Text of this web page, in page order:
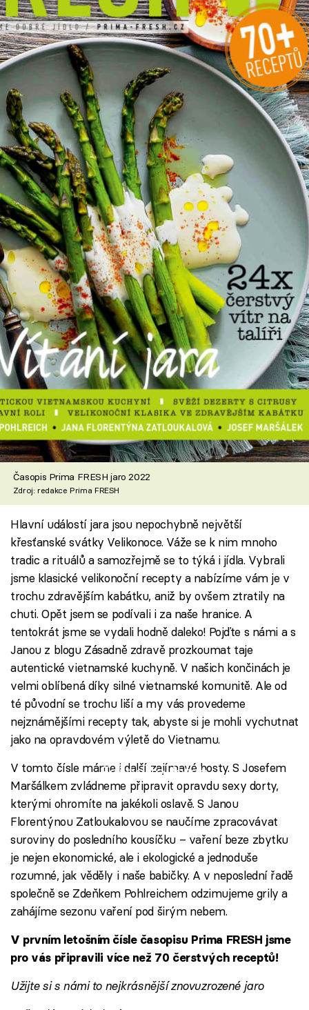
Časopis Prima FRESH jaro 2022
Zdroj: redakce Prima FRESH
Hlavní událostí jara jsou nepochybně největší
křesťanské svátky Velikonoce. Váže se k nim mnoho
tradic a rituálů a samozřejmě se to týká i jídla. Vybrali
jsme klasické velikonoční recepty a nabízíme vám je v
trochu zdravějším kabátku, aniž by ovšem ztratily na
chuti. Opět jsem se podívali i za naše hranice. A
tentokrát jsme se vydali hodně daleko! Pojďte s námi a s
Janou z blogu Zásadně zdravě prozkoumat taje
autentické vietnamské kuchyně. V našich končinách je
velmi oblíbená díky silné vietnamské komunitě. Ale od
té původní se trochu liší a my vás provedeme
nejznámějšími recepty tak, abyste si je mohli vychutnat
jako na opravdovém výletě do Vietnamu.
Failed to fetch
V tomto čísle máme i další zajímavé hosty. S Josefem
Maršálkem zvládneme připravit opravdu sexy dorty,
kterými ohromíte na jakékoli oslavě. S Janou
Florentýnou Zatloukalovou se naučíme zpracovávat
suroviny do posledního kousíčku – vaření beze zbytku
je nejen ekonomické, ale i ekologické a jednoduše
rozumné, jak věděly i naše babičky. A v neposlední řadě
společně se Zdeňkem Pohlreichem odzimujeme grily a
zahájíme sezonu vaření pod širým nebem.
V prvním letošním čísle časopisu Prima FRESH jsme
pro vás připravili více než 70 čerstvých receptů!
Užijte si s námi to nejkrásnější znovuzrozené jaro